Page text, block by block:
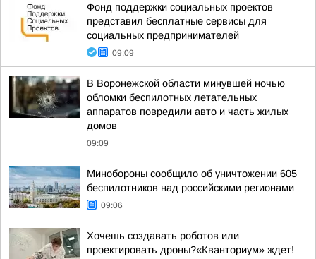
Фонд поддержки социальных проектов
представил бесплатные сервисы для
социальных предпринимателей
09:09
В Воронежской области минувшей ночью
обломки беспилотных летательных
аппаратов повредили авто и часть жилых
домов
09:09
Минобороны сообщило об уничтожении 605
беспилотников над российскими регионами
09:06
Хочешь создавать роботов или
проектировать дроны?«Кванториум» ждет!